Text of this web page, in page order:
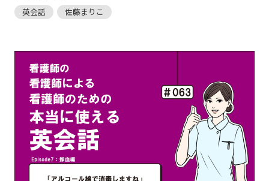
英会話 佐藤まりこ